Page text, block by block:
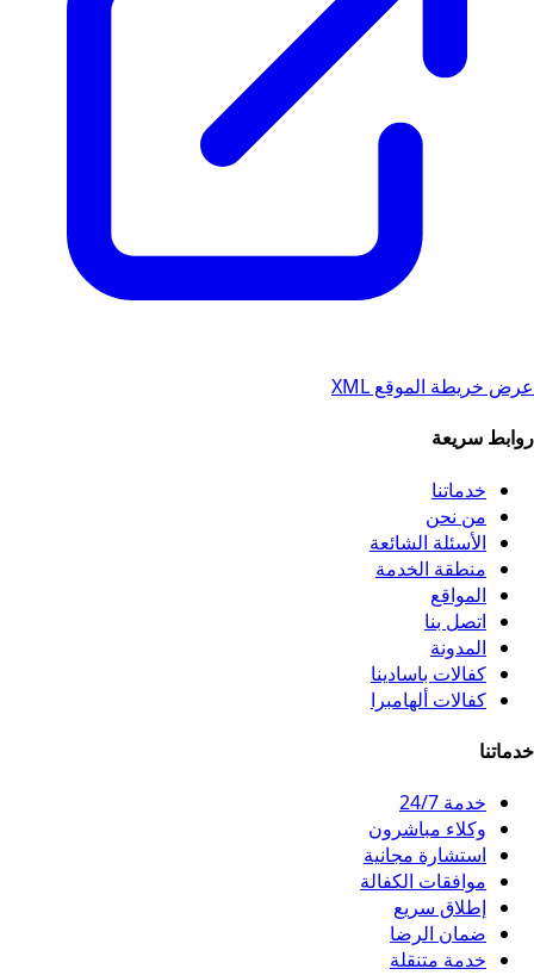
عرض خريطة الموقع XML
روابط سريعة
خدماتنا
من نحن
الأسئلة الشائعة
منطقة الخدمة
المواقع
اتصل بنا
المدونة
كفالات باسادينا
كفالات ألهامبرا
خدماتنا
خدمة 24/7
وكلاء مباشرون
استشارة مجانية
موافقات الكفالة
إطلاق سريع
ضمان الرضا
خدمة متنقلة